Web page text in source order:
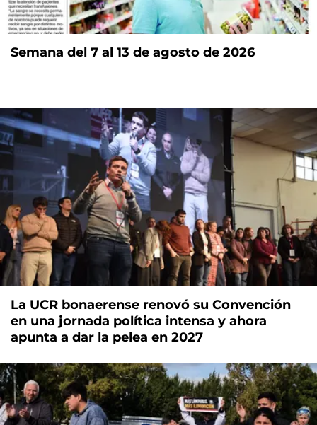
Semana del 7 al 13 de agosto de 2026
La UCR bonaerense renovó su Convención
en una jornada política intensa y ahora
apunta a dar la pelea en 2027